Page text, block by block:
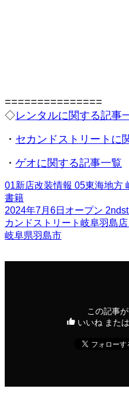
===============
◇レンタルに関する記事
・ セカンドストリートに
・ ゲオに関する記事一覧
01新店改装情報 05東海地方
書籍
2024年7月6日オープン
カンドストリート岐阜羽島店
岐阜県羽島市
この記事
いいね また